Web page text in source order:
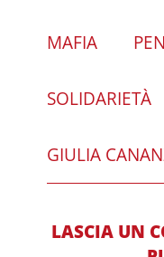
MAFIA
SOLIDARIETÀ
GIULIA
LASCIA UN